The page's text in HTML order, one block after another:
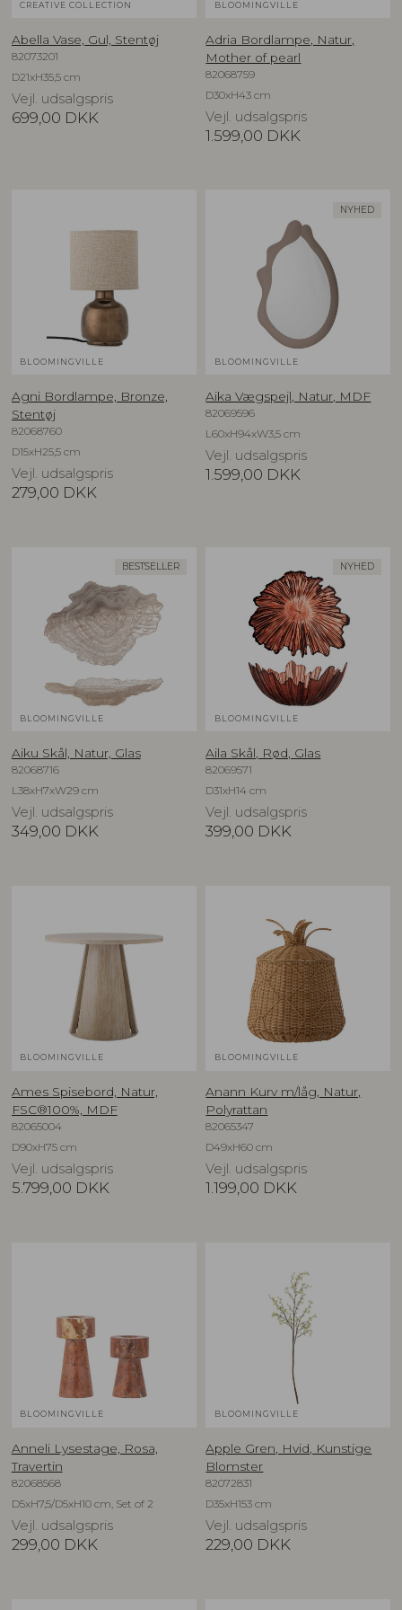
CREATIVE COLLECTION
Abella Vase, Gul, Stentøj
82073201
D21xH35,5 cm
Vejl. udsalgspris
699,00 DKK
BLOOMINGVILLE
Adria Bordlampe, Natur,
Mother of pearl
82068759
D30xH43 cm
Vejl. udsalgspris
1.599,00 DKK
BLOOMINGVILLE
Agni Bordlampe, Bronze,
Stentøj
82068760
D15xH25,5 cm
Vejl. udsalgspris
279,00 DKK
NYHED
BLOOMINGVILLE
Aika Vægspejl, Natur, MDF
82069596
L60xH94xW3,5 cm
Vejl. udsalgspris
1.599,00 DKK
BESTSELLER
BLOOMINGVILLE
Aiku Skål, Natur, Glas
82068716
L38xH7xW29 cm
Vejl. udsalgspris
349,00 DKK
NYHED
BLOOMINGVILLE
Aila Skål, Rød, Glas
82069571
D31xH14 cm
Vejl. udsalgspris
399,00 DKK
BLOOMINGVILLE
Ames Spisebord, Natur,
FSC®100%, MDF
82065004
D90xH75 cm
Vejl. udsalgspris
5.799,00 DKK
BLOOMINGVILLE
Anann Kurv m/låg, Natur,
Polyrattan
82065347
D49xH60 cm
Vejl. udsalgspris
1.199,00 DKK
BLOOMINGVILLE
Anneli Lysestage, Rosa,
Travertin
82068568
D5xH7,5/D5xH10 cm, Set of 2
Vejl. udsalgspris
299,00 DKK
BLOOMINGVILLE
Apple Gren, Hvid, Kunstige
Blomster
82072831
D35xH153 cm
Vejl. udsalgspris
229,00 DKK